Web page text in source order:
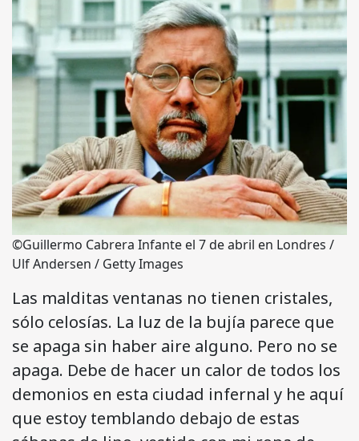
©Guillermo Cabrera Infante el 7 de abril en Londres /
Ulf Andersen / Getty Images
Las malditas ventanas no tienen cristales,
sólo celosías. La luz de la bujía parece que
se apaga sin haber aire alguno. Pero no se
apaga. Debe de hacer un calor de todos los
demonios en esta ciudad infernal y he aquí
que estoy temblando debajo de estas